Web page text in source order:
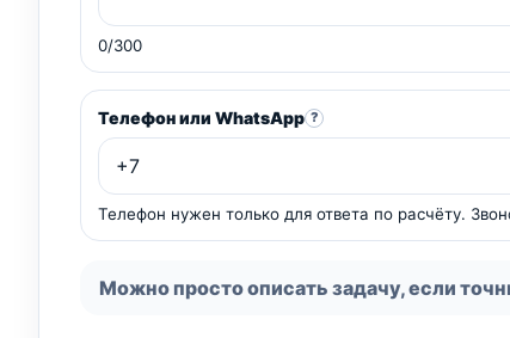
0/300
Телефон или WhatsApp ?
Телефон нужен только для ответа по расчёту.
Можно просто описать задачу, если